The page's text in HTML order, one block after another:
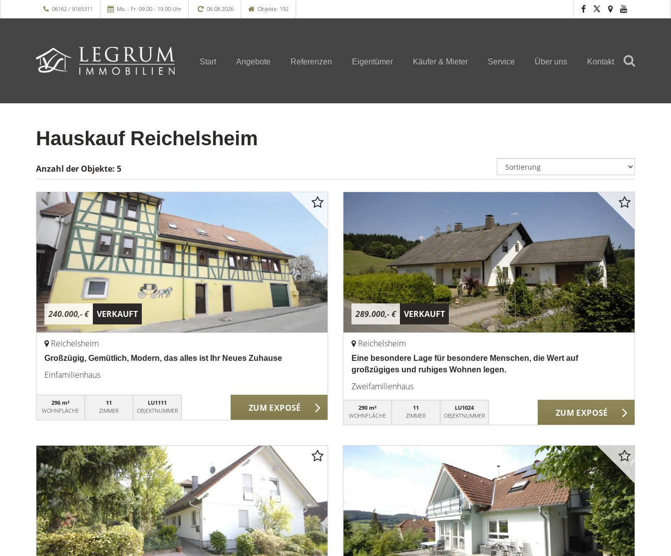
06162 / 9165311 Mo. - Fr. 09.00 - 19.00 Uhr 06.08.2026 Objekte: 192
Start Angebote Referenzen Eigentümer Käufer & Mieter Service Über uns Kontakt
Hauskauf Reichelsheim
Anzahl der Objekte: 5
240.000,- € VERKAUFT
Reichelsheim
Großzügig, Gemütlich, Modern, das alles ist Ihr Neues Zuhause
Einfamilienhaus
296 m²
WOHNFLÄCHE
11
ZIMMER
LU1111
OBJEKTNUMMER
ZUM EXPOSÉ
289.000,- € VERKAUFT
Reichelsheim
Eine besondere Lage für besondere Menschen, die Wert auf
großzügiges und ruhiges Wohnen legen.
Zweifamilienhaus
290 m²
WOHNFLÄCHE
11
ZIMMER
LU1024
OBJEKTNUMMER
ZUM EXPOSÉ